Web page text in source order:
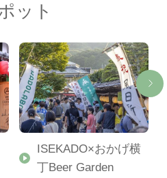
ット
ISEKADO×おかげ横
丁Beer Garden